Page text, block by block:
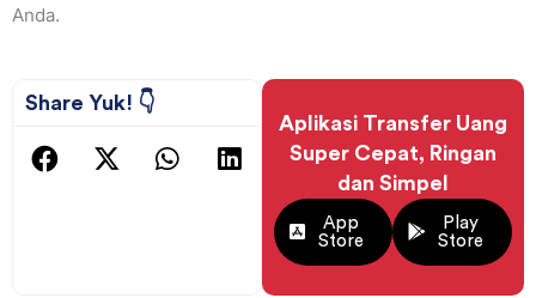
Anda.
Share Yuk! 👇
Aplikasi Transfer Uang
Super Cepat, Ringan
dan Simpel
App
Store
Play
Store